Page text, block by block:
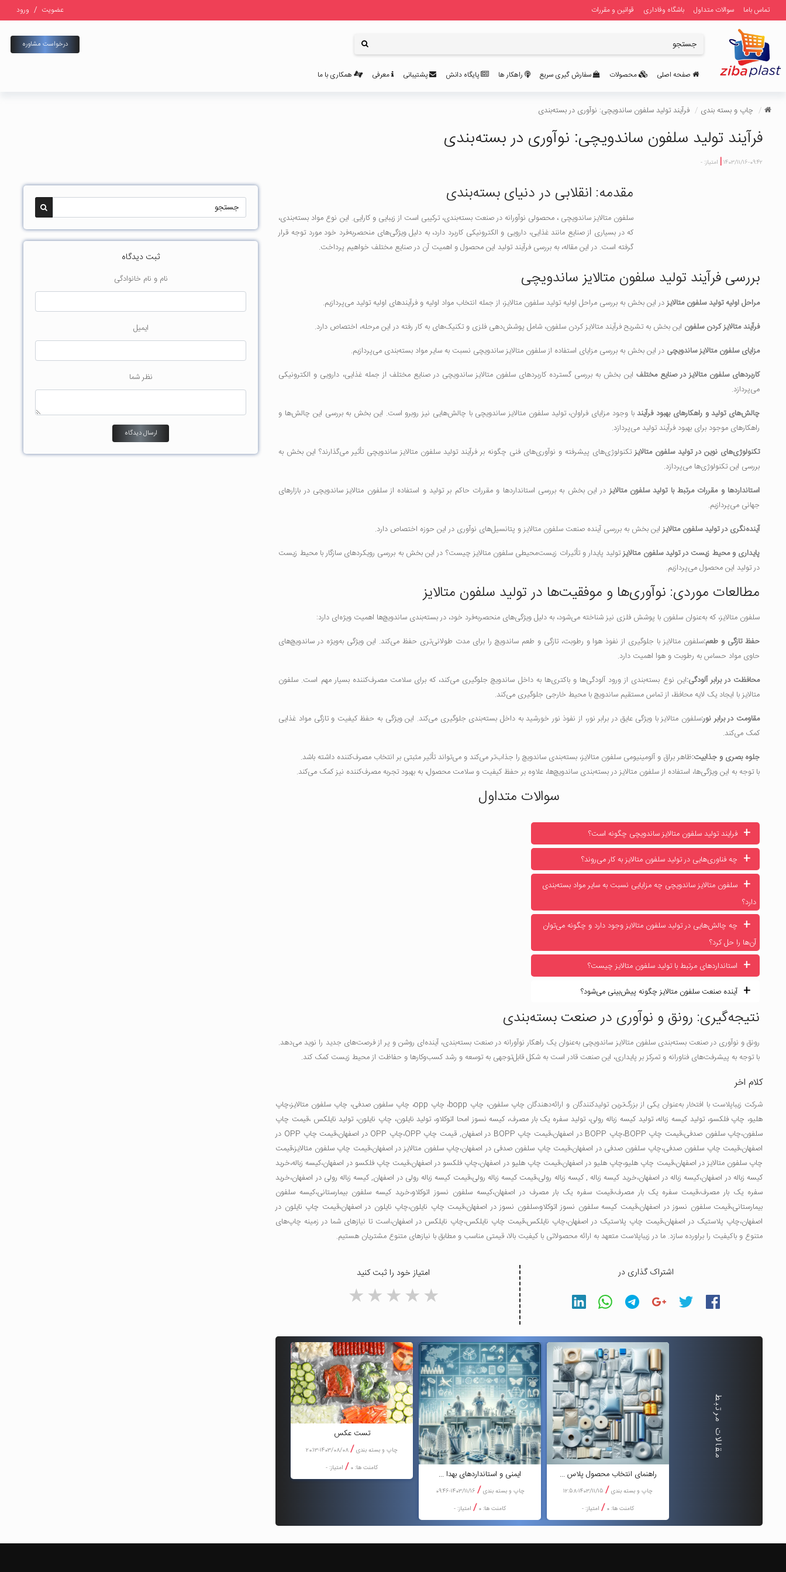
تماس باما سوالات متداول باشگاه وفاداری قوانین و مقررات عضویت / ورود
درخواست مشاوره
صفحه اصلی محصولات سفارش گیری سریع راهکار ها پایگاه دانش پشتیبانی معرفی همکاری با ما
چاپ و بسته بندی فرآیند تولید سلفون ساندویچی: نوآوری در بسته‌بندی
فرآیند تولید سلفون ساندویچی: نوآوری در بسته‌بندی
1403/11/16-09:42
| امتیاز: -
مقدمه: انقلابی در دنیای بسته‌بندی
سلفون متالایز ساندویچی ، محصولی نوآورانه در صنعت بسته‌بندی، ترکیبی است از زیبایی و کارایی. این نوع مواد بسته‌بندی،
که در بسیاری از صنایع مانند غذایی، دارویی و الکترونیکی کاربرد دارد، به دلیل ویژگی‌های منحصربه‌فرد خود مورد توجه قرار
گرفته است. در این مقاله، به بررسی فرآیند تولید این محصول و اهمیت آن در صنایع مختلف خواهیم پرداخت.
بررسی فرآیند تولید سلفون متالایز ساندویچی
مراحل اولیه تولید سلفون متالایزدر این بخش به بررسی مراحل اولیه تولید سلفون متالایز، از جمله انتخاب مواد اولیه و فرآیندهای اولیه تولید می‌پردازیم.
فرآیند متالایز کردن سلفون این بخش به تشریح فرآیند متالایز کردن سلفون، شامل پوشش‌دهی فلزی و تکنیک‌های به کار رفته در این مرحله، اختصاص دارد.
مزایای سلفون متالایز ساندویچی در این بخش به بررسی مزایای استفاده از سلفون متالایز ساندویچی نسبت به سایر مواد بسته‌بندی می‌پردازیم.
کاربردهای سلفون متالایز در صنایع مختلف این بخش به بررسی گسترده کاربردهای سلفون متالایز ساندویچی در صنایع مختلف از جمله غذایی، دارویی و الکترونیکی
می‌پردازد.
چالش‌های تولید و راهکارهای بهبود فرآیندبا وجود مزایای فراوان، تولید سلفون متالایز ساندویچی با چالش‌هایی نیز روبرو است. این بخش به بررسی این چالش‌ها و
راهکارهای موجود برای بهبود فرآیند تولید می‌پردازد.
تکنولوژی‌های نوین در تولید سلفون متالایزتکنولوژی‌های پیشرفته و نوآوری‌های فنی چگونه بر فرآیند تولید سلفون متالایز ساندویچی تأثیر می‌گذارند؟ این بخش به
بررسی این تکنولوژی‌ها می‌پردازد.
استانداردها و مقررات مرتبط با تولید سلفون متالایزدر این بخش به بررسی استانداردها و مقررات حاکم بر تولید و استفاده از سلفون متالایز ساندویچی در بازارهای
جهانی می‌پردازیم.
آینده‌نگری در تولید سلفون متالایزاین بخش به بررسی آینده صنعت سلفون متالایز و پتانسیل‌های نوآوری در این حوزه اختصاص دارد.
پایداری و محیط زیست در تولید سلفون متالایزتولید پایدار و تأثیرات زیست‌محیطی سلفون متالایز چیست؟ در این بخش به بررسی رویکردهای سازگار با محیط زیست
در تولید این محصول می‌پردازیم.
مطالعات موردی: نوآوری‌ها و موفقیت‌ها در تولید سلفون متالایز
سلفون متالایز، که به‌عنوان سلفون با پوشش فلزی نیز شناخته می‌شود، به دلیل ویژگی‌های منحصربه‌فرد خود، در بسته‌بندی ساندویچ‌ها اهمیت ویژه‌ای دارد:
حفظ تازگی و طعم:سلفون متالایز با جلوگیری از نفوذ هوا و رطوبت، تازگی و طعم ساندویچ را برای مدت طولانی‌تری حفظ می‌کند. این ویژگی به‌ویژه در ساندویچ‌های
حاوی مواد حساس به رطوبت و هوا اهمیت دارد.
محافظت در برابر آلودگی:این نوع بسته‌بندی از ورود آلودگی‌ها و باکتری‌ها به داخل ساندویچ جلوگیری می‌کند، که برای سلامت مصرف‌کننده بسیار مهم است. سلفون
متالایز با ایجاد یک لایه محافظ، از تماس مستقیم ساندویچ با محیط خارجی جلوگیری می‌کند.
مقاومت در برابر نور:سلفون متالایز با ویژگی عایق در برابر نور، از نفوذ نور خورشید به داخل بسته‌بندی جلوگیری می‌کند. این ویژگی به حفظ کیفیت و تازگی مواد غذایی
کمک می‌کند.
جلوه بصری و جذابیت:ظاهر براق و آلومینیومی سلفون متالایز، بسته‌بندی ساندویچ را جذاب‌تر می‌کند و می‌تواند تأثیر مثبتی بر انتخاب مصرف‌کننده داشته باشد.
با توجه به این ویژگی‌ها، استفاده از سلفون متالایز در بسته‌بندی ساندویچ‌ها، علاوه بر حفظ کیفیت و سلامت محصول، به بهبود تجربه مصرف‌کننده نیز کمک می‌کند.
سوالات متداول
+ فرایند تولید سلفون متالایز ساندویچی چگونه است؟
+ چه فناوری‌هایی در تولید سلفون متالایز به کار می‌روند؟
+ سلفون متالایز ساندویچی چه مزایایی نسبت به سایر مواد بسته‌بندی
دارد؟
+ چه چالش‌هایی در تولید سلفون متالایز وجود دارد و چگونه می‌توان
آن‌ها را حل کرد؟
+ استانداردهای مرتبط با تولید سلفون متالایز چیست؟
+ آینده صنعت سلفون متالایز چگونه پیش‌بینی می‌شود؟
نتیجه‌گیری: رونق و نوآوری در صنعت بسته‌بندی
رونق و نوآوری در صنعت بسته‌بندی سلفون متالایز ساندویچی به‌عنوان یک راهکار نوآورانه در صنعت بسته‌بندی، آینده‌ای روشن و پر از فرصت‌های جدید را نوید می‌دهد.
با توجه به پیشرفت‌های فناورانه و تمرکز بر پایداری، این صنعت قادر است به شکل قابل‌توجهی به توسعه و رشد کسب‌وکارها و حفاظت از محیط زیست کمک کند.
کلام اخر
شرکت زیباپلاست با افتخار به‌عنوان یکی از بزرگ‌ترین تولیدکنندگان و ارائه‌دهندگان چاپ سلفون، چاپ bopp ، چاپ opp ، چاپ سلفون صدفی، چاپ سلفون متالایز،چاپ
هلیو، چاپ فلکسو،تولید کیسه زباله،تولید کیسه زباله رولی،تولید سفره یک بار مصرف، کیسه نسوز امحا اتوکلاو، تولید نایلون، چاپ نایلون، تولید نایلکس ،قیمت چاپ
سلفون،چاپ سلفون صدفی،قیمت چاپ BOPP ،چاپ BOPP در اصفهان ،قیمت چاپ BOPP در اصفهان , قیمت چاپ OPP ،چاپ OPP در اصفهان ،
قیمت چاپ OPP در
اصفهان،قیمت چاپ سلفون صدفی،چاپ سلفون صدفی در اصفهان،قیمت چاپ سلفون صدفی در اصفهان،چاپ سلفون متالایز در اصفهان،قیمت چاپ سلفون متالایز،قیمت
چاپ سلفون متالایز در اصفهان،قیمت چاپ هلیو،چاپ هلیو در اصفهان،قیمت چاپ هلیو در اصفهان،چاپ فلکسو در اصفهان،قیمت چاپ فلکسو در اصفهان،کیسه زباله،خرید
کیسه زباله در اصفهان،کیسه زباله در اصفهان،خرید کیسه زباله ,کیسه زباله رولی،قیمت کیسه زباله رولی،قیمت کیسه زباله رولی در اصفهان,کیسه زباله رولی در اصفهان،خرید
سفره یک بار مصرف،قیمت سفره یک بار مصرف،قیمت سفره یک بار مصرف در اصفهان،کیسه سلفون نسوز اتوکلاو،خرید کیسه سلفون بیمارستانی،کیسه سلفون
بیمارستانی،قیمت سلفون نسوز در اصفهان،قیمت کیسه سلفون نسوز اتوکلاو،سلفون نسوز در اصفهان،قیمت چاپ نایلون،چاپ نایلون در اصفهان،قیمت چاپ نایلون در
اصفهان،چاپ پلاستیک در اصفهان،قیمت چاپ پلاستیک در اصفهان،چاپ نایلکس،قیمت چاپ نایلکس،چاپ نایلکس در اصفهان،است تا نیازهای شما در زمینه چاپ‌های
متنوع و باکیفیت را براورده سازد. ما در زیباپلاست متعهد به ارائه محصولاتی با کیفیت بالا، قیمتی مناسب و مطابق با نیازهای متنوع مشتریان هستیم.
اشتراک گذاری در امتیاز خود را ثبت کنید
5 stars
4 stars
3 stars
2 stars
مقالات مرتبط
راهنمای انتخاب محصول پلاس ...
چاپ و بسته بندی /
1403/11/15-12:58
کامنت ها: 0
/امتیاز: -
ایمنی و استانداردهای بهدا ...
چاپ و بسته بندی/
کامنت ها: 0
/امتیاز: -
تست عکس
چاپ و بسته بندی /
1403/08/08-20:13
کامنت ها: 0
/امتیاز: -
ثبت دیدگاه
نام و نام خانوادگی
ایمیل
نظر شما
ارسال دیدگاه